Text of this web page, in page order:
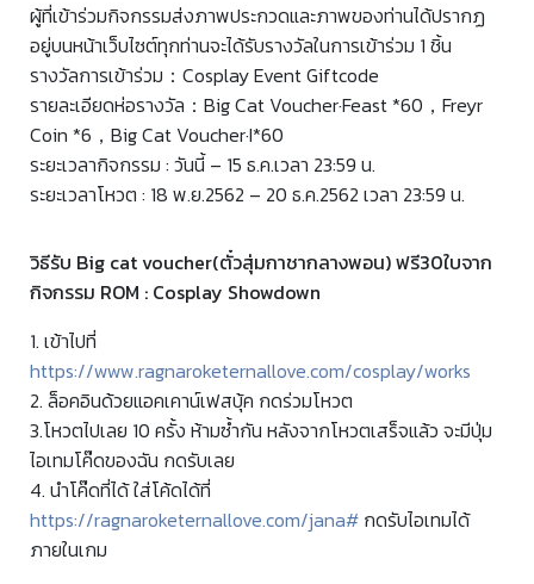
ผู้ที่เข้าร่วมกิจกรรมส่งภาพประกวดและภาพของท่านได้ปรากฏ
อยู่บนหน้าเว็บไซต์ทุกท่านจะได้รับรางวัลในการเข้าร่วม 1 ชิ้น
รางวัลการเข้าร่วม：Cosplay Event Giftcode
รายละเอียดห่อรางวัล：Big Cat Voucher·Feast *60，Freyr
Coin *6，Big Cat Voucher·I*60
ระยะเวลากิจกรรม : วันนี้ – 15 ธ.ค.เวลา 23:59 น.
ระยะเวลาโหวต : 18 พ.ย.2562 – 20 ธ.ค.2562 เวลา 23:59 น.
วิธีรับ Big cat voucher(ตั๋วสุ่มกาชากลางพอน) ฟรี30ใบจาก
กิจกรรม ROM : Cosplay Showdown
1. เข้าไปที่
https://www.ragnaroketernallove.com/cosplay/works
2. ล็อคอินด้วยแอคเคาน์เฟสบุ้ค กดร่วมโหวต
3.โหวตไปเลย 10 ครั้ง ห้ามซ้ำกัน หลังจากโหวตเสร็จแล้ว จะมีปุ่ม
ไอเทมโค๊ดของฉัน กดรับเลย
4. นำโค๊ดที่ได้ ใส่โค้ดได้ที่
https://ragnaroketernallove.com/jana# กดรับไอเทมได้
ภายในเกม